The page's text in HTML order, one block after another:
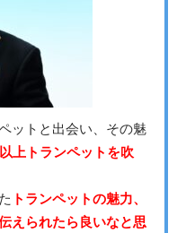
ットと出会い、その魅
上トランペットを吹
トランペットの魅力、
えられたら良いなと思